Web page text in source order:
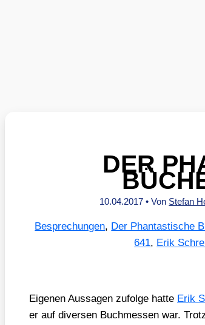
DER
10.04.2017• Von Stefan
Besprechungen, Der Phantastische
641, Erik
Eige­nen Aus­sa­gen zufol­ge hat­te Erik
er auf diver­sen Buch­mes­sen war.